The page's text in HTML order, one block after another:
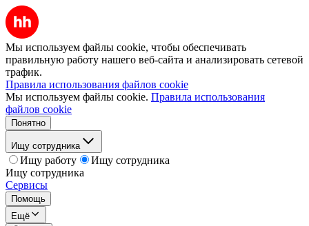
Мы используем файлы cookie, чтобы обеспечивать
правильную работу нашего веб-сайта и анализировать сетевой
трафик.
Правила использования файлов cookie
Мы используем файлы cookie. Правила использования
файлов cookie
Понятно
Ищу сотрудника
Ищу работу
Ищу сотрудника
Ищу сотрудника
Сервисы
Помощь
Ещё